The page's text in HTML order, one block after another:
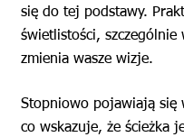
się do tej podstawy.
świetlistości, szczególnie
zmienia wasze wizje.
Stopniowo pojawiają się
co wskazuje, że ścieżka